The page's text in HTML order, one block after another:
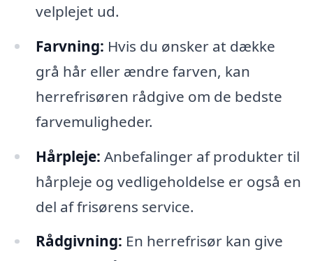
velplejet ud.
Farvning: Hvis du ønsker at dække
grå hår eller ændre farven, kan
herrefrisøren rådgive om de bedste
farvemuligheder.
Hårpleje: Anbefalinger af produkter til
hårpleje og vedligeholdelse er også en
del af frisørens service.
Rådgivning: En herrefrisør kan give